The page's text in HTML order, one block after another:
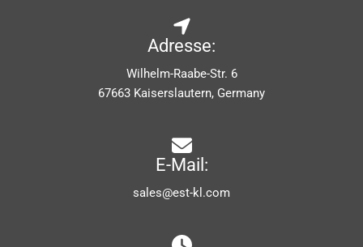
Adresse:
Wilhelm-Raabe-Str. 6
67663 Kaiserslautern, Germany
E-Mail:
sales@est-kl.com